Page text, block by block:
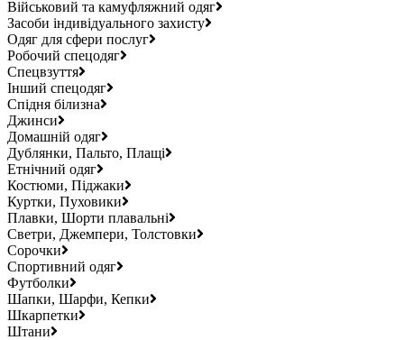
Військовий та камуфляжний одяг
Засоби індивідуального захисту
Одяг для сфери послуг
Робочий спецодяг
Спецвзуття
Інший спецодяг
Спідня білизна
Джинси
Домашній одяг
Дублянки, Пальто, Плащі
Етнічний одяг
Костюми, Піджаки
Куртки, Пуховики
Плавки, Шорти плавальні
Светри, Джемпери, Толстовки
Сорочки
Спортивний одяг
Футболки
Шапки, Шарфи, Кепки
Шкарпетки
Штани